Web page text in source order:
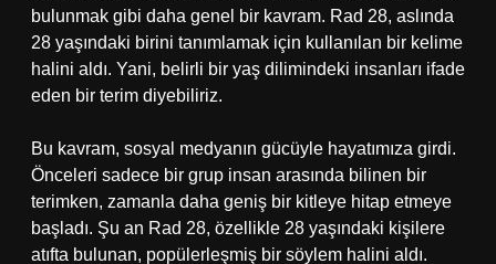
bulunmak gibi daha genel bir kavram. Rad 28, aslında
28 yaşındaki birini tanımlamak için kullanılan bir kelime
halini aldı. Yani, belirli bir yaş dilimindeki insanları ifade
eden bir terim diyebiliriz.
Bu kavram, sosyal medyanın gücüyle hayatımıza girdi.
Önceleri sadece bir grup insan arasında bilinen bir
terimken, zamanla daha geniş bir kitleye hitap etmeye
başladı. Şu an Rad 28, özellikle 28 yaşındaki kişilere
atıfta bulunan, popülerleşmiş bir söylem halini aldı.